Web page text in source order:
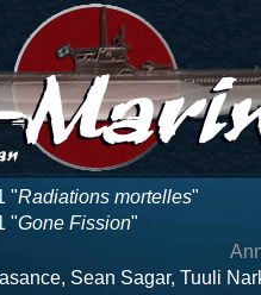
"Radiations mortelles"
"Gone Fission"
Sean Sagar, Tuuli